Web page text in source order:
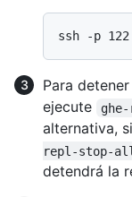
Para
ejecute
alternativa,
repl-stop-all
detendrá la